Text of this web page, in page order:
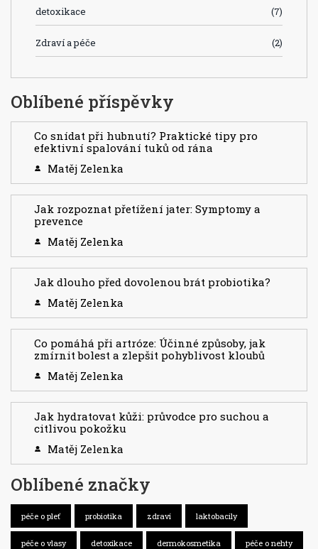
detoxikace (7)
Zdraví a péče (2)
Oblíbené příspěvky
Co snídat při hubnutí? Praktické tipy pro
efektivní spalování tuků od rána
Matěj Zelenka
Jak rozpoznat přetížení jater: Symptomy a
prevence
Matěj Zelenka
Jak dlouho před dovolenou brát probiotika?
Matěj Zelenka
Co pomáhá při artróze: Účinné způsoby, jak
zmírnit bolest a zlepšit pohyblivost kloubů
Matěj Zelenka
Jak hydratovat kůži: průvodce pro suchou a
citlivou pokožku
Matěj Zelenka
Oblíbené značky
péče o pleť probiotika zdraví laktobacily
péče o vlasy detoxikace dermokosmetika péče o nehty